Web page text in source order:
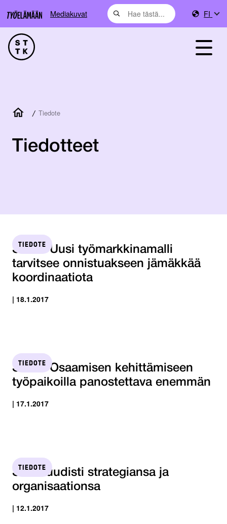
Mediakuvat FI
/ Tiedote
Tiedotteet
TIEDOTE
STTK: Uusi työmarkkinamalli
tarvitsee onnistuakseen jämäkkää
koordinaatiota
| 18.1.2017
TIEDOTE
STTK: Osaamisen kehittämiseen
työpaikoilla panostettava enemmän
| 17.1.2017
TIEDOTE
STTK uudisti strategiansa ja
organisaationsa
| 12.1.2017